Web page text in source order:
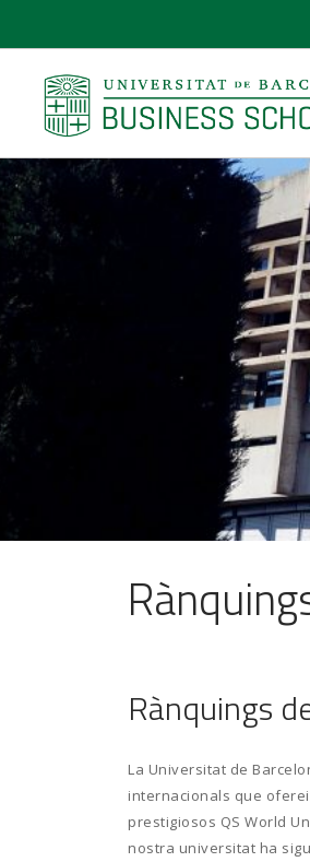
Rànquings
La Universitat de
internacionals que
prestigiosos QS World
nostra universitat ha